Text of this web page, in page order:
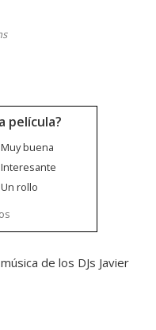
película?
Muy buena
Interesante
Un rollo
de los DJs Javier